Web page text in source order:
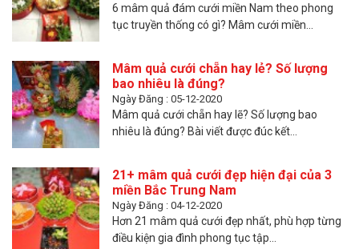
6 mâm quả đám cưới miền Nam theo phong
tục truyền thống có gì? Mâm cưới miền...
Mâm quả cưới chẵn hay lẻ? Số lượng
bao nhiêu là đúng?
Ngày Đăng : 05-12-2020
Mâm quả cưới chẵn hay lẽ? Số lượng bao
nhiêu là đúng? Bài viết được đúc kết...
21+ mâm quả cưới đẹp hiện đại của 3
miền Bắc Trung Nam
Ngày Đăng : 04-12-2020
Hơn 21 mâm quả cưới đẹp nhất, phù hợp từng
điều kiện gia đình phong tục tập...